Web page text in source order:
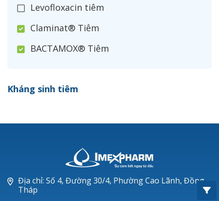
Levofloxacin tiêm
Claminat® Tiêm
BACTAMOX® Tiêm
Ceftizoxim®
Piperacillin
Ticarlinat®
Kháng sinh tiêm
Địa chỉ: Số 4, Đường 30/4, Phường Cao Lãnh, Đồng
Tháp